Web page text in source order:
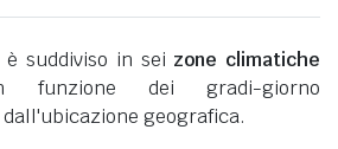
suddiviso in sei zone climatiche
dei gradi-giorno
geografica.